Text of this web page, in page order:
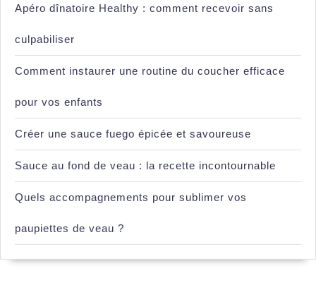
Apéro dînatoire Healthy : comment recevoir sans
culpabiliser
Comment instaurer une routine du coucher efficace
pour vos enfants
Créer une sauce fuego épicée et savoureuse
Sauce au fond de veau : la recette incontournable
Quels accompagnements pour sublimer vos
paupiettes de veau ?